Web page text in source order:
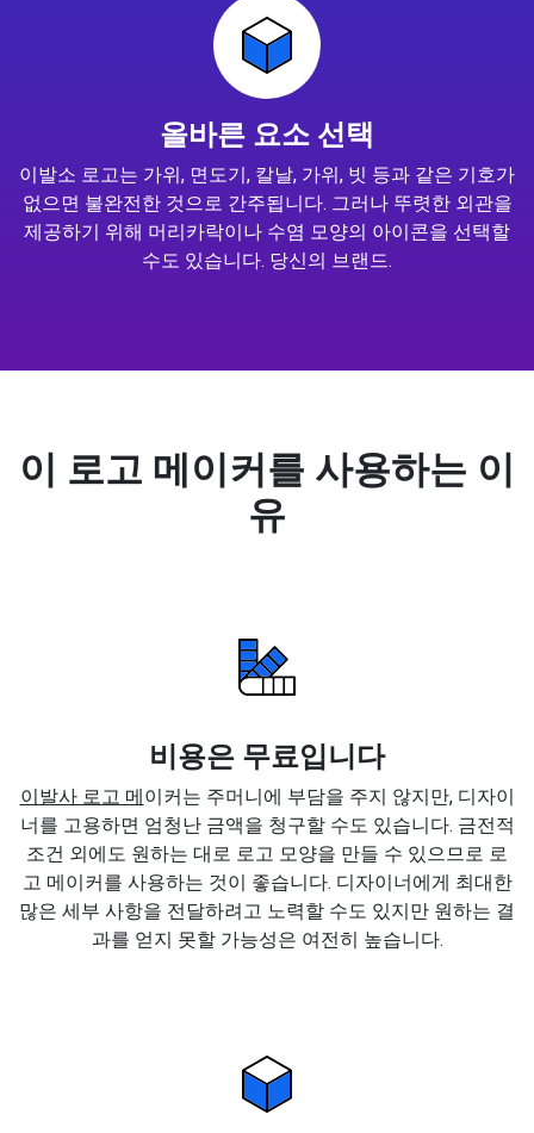
올바른 요소 선택
이발소 로고는 가위, 면도기, 칼날, 가위, 빗 등과 같은 기호가
없으면 불완전한 것으로 간주됩니다. 그러나 뚜렷한 외관을
제공하기 위해 머리카락이나 수염 모양의 아이콘을 선택할
수도 있습니다. 당신의 브랜드.
이 로고 메이커를 사용하는 이
유
비용은 무료입니다
이발사 로고 메이커는 주머니에 부담을 주지 않지만, 디자이
너를 고용하면 엄청난 금액을 청구할 수도 있습니다. 금전적
조건 외에도 원하는 대로 로고 모양을 만들 수 있으므로 로
고 메이커를 사용하는 것이 좋습니다. 디자이너에게 최대한
많은 세부 사항을 전달하려고 노력할 수도 있지만 원하는 결
과를 얻지 못할 가능성은 여전히 높습니다.